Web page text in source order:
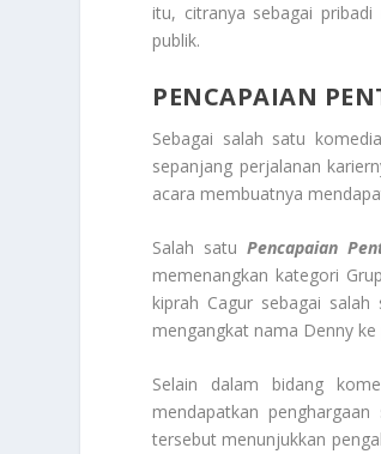
itu, citranya sebagai
publik.
PENCAPAIAN
Sebagai salah satu
sepanjang perjalanan
acara membuatnya
Salah satuPencapaian
memenangkan kategori
kiprah Cagur sebagai
mengangkat nama Denny
Selain dalam bidang
mendapatkan
tersebut menunjukkan